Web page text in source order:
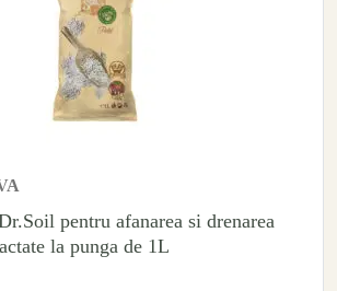
pentru afanarea si drenarea
la punga de 1L